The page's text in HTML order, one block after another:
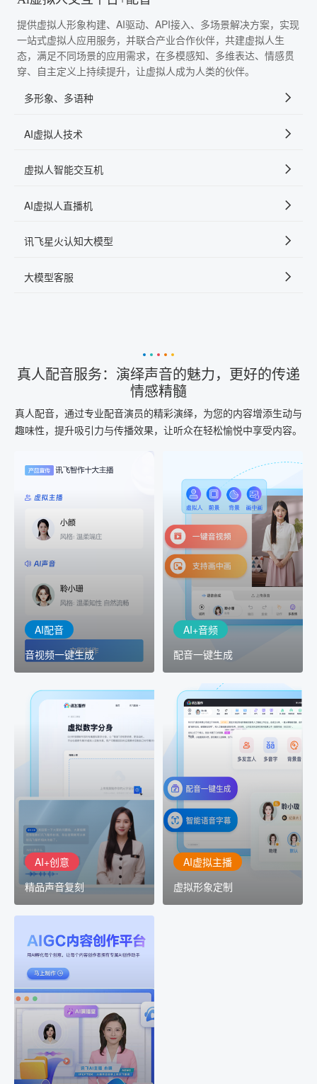
提供虚拟人形象构建、AI驱动、API接入、多场景解决方案，实现
一站式虚拟人应用服务，并联合产业合作伙伴，共建虚拟人生
态，满足不同场景的应用需求，在多模感知、多维表达、情感贯
穿、自主定义上持续提升，让虚拟人成为人类的伙伴。
多形象、多语种
AI虚拟人技术
虚拟人智能交互机
AI虚拟人直播机
讯飞星火认知大模型
大模型客服
真人配音服务：演绎声音的魅力，更好的传递
情感精髓
真人配音，通过专业配音演员的精彩演绎，为您的内容增添生动与
趣味性，提升吸引力与传播效果，让听众在轻松愉悦中享受内容。
AI配音
音视频一键生成
AI配音
音视频一键生成
室"中输入文本或录音，一
出
AI+音频
配音一键生成
AI+音频
配音一键生成
AI+音频：基于全球领先的
TTS能力打造的AI音频制作
工具，输入文本、选择发
音人即可一键生成专业音
AI+创意
精品声音复刻
AI+创意
精品声音复刻
AI+创意：AIGC 能力集中
展示窗口，体验 AIGC 给
生活和生产带来的改变
AI虚拟主播
虚拟形象定制
讯飞智作：让每一个内容
创作者高效生产灵活定制
AIGC平台
用AI孵化每个创意
讯飞AIGC平台：让每个创
作者都拥有自己的专注AI
创作助手